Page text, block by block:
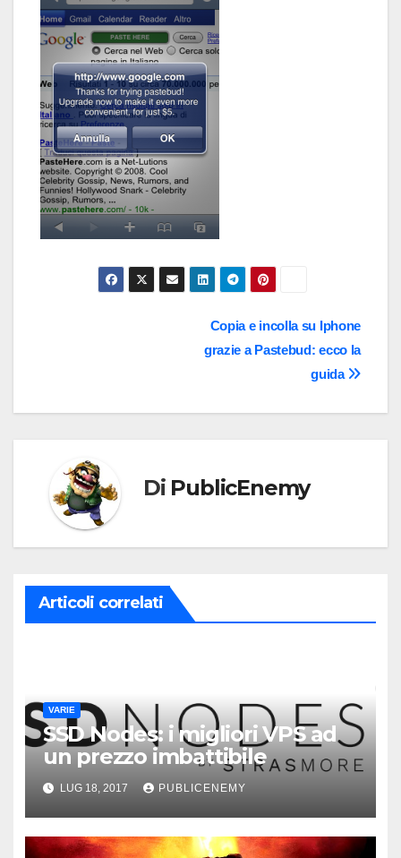
Copia e incolla su Iphone
grazie a Pastebud: ecco la
guida
Di PublicEnemy
Articoli correlati
VARIE
SSD Nodes: i migliori VPS ad
un prezzo imbattibile
LUG 18, 2017 PUBLICENEMY